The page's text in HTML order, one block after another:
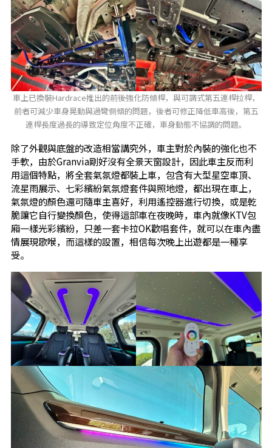
車上已換裝Hardrace推出的前後強化防傾桿，與可調式第五連桿拉桿，
前者可減少車身晃動與過彎側傾的問題，後者可修正降低車高後，第五
連桿長度過長的導致定位角度不正確，車身動態不協調的問題。
除了外觀與底盤的改造相當講究外，車主對於內裝的強化也不
手軟，由於Granvia剛好沒有全景天窗設計，因此車主反而利
用這個特點，將全套氣氛燈都裝上車，包含有大型星空車頂、
流星雨展示、七彩繽紛氣氛燈套件與照地燈，都出現在車上，
氣氛燈的顏色還可隨車主喜好，利用遙控器進行切換，或是乾
脆讓它自行變換顏色，使得這部車在夜晚時，車內就像KTV包
廂一樣光彩繽紛，只差一套卡拉OK歡唱套件，就可以在車內盡
情展現歌喉，而這樣的設置，相信每次晚上出遊都是一種享
受。